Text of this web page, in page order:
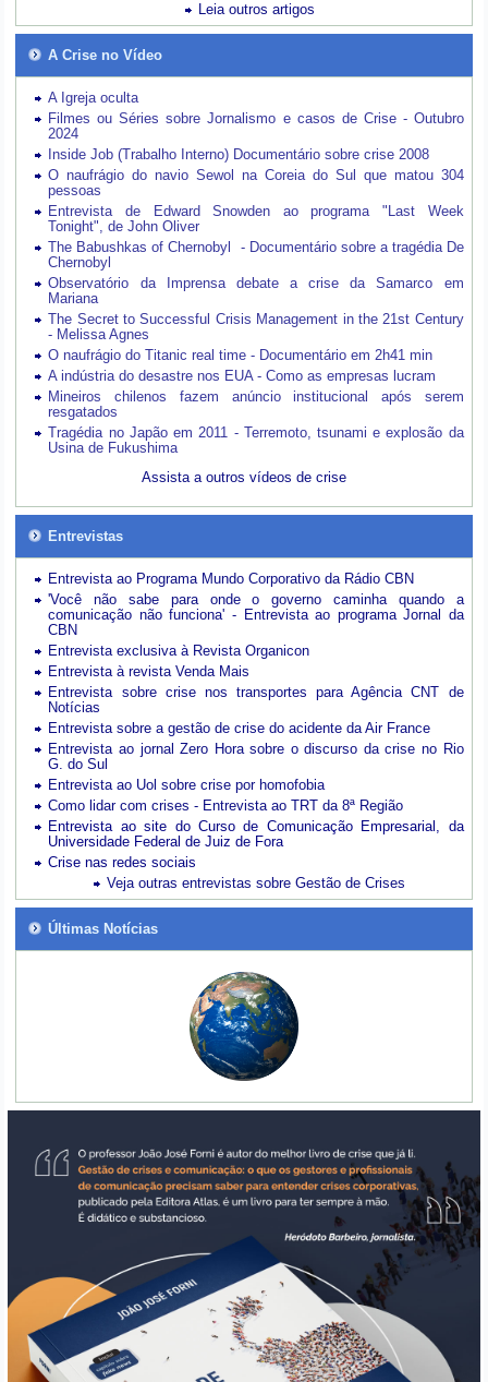
Leia outros artigos
A Crise no Vídeo
A Igreja oculta
Filmes ou Séries sobre Jornalismo e casos de Crise - Outubro
2024
Inside Job (Trabalho Interno) Documentário sobre crise 2008
O naufrágio do navio Sewol na Coreia do Sul que matou 304
pessoas
Entrevista de Edward Snowden ao programa "Last Week
Tonight", de John Oliver
The Babushkas of Chernobyl - Documentário sobre a tragédia De
Chernobyl
Observatório da Imprensa debate a crise da Samarco em
Mariana
The Secret to Successful Crisis Management in the 21st Century
- Melissa Agnes
O naufrágio do Titanic real time - Documentário em 2h41 min
A indústria do desastre nos EUA - Como as empresas lucram
Mineiros chilenos fazem anúncio institucional após serem
resgatados
Tragédia no Japão em 2011 - Terremoto, tsunami e explosão da
Usina de Fukushima
Assista a outros vídeos de crise
Entrevistas
Entrevista ao Programa Mundo Corporativo da Rádio CBN
'Você não sabe para onde o governo caminha quando a
comunicação não funciona' - Entrevista ao programa Jornal da
CBN
Entrevista exclusiva à Revista Organicon
Entrevista à revista Venda Mais
Entrevista sobre crise nos transportes para Agência CNT de
Notícias
Entrevista sobre a gestão de crise do acidente da Air France
Entrevista ao jornal Zero Hora sobre o discurso da crise no Rio
G. do Sul
Entrevista ao Uol sobre crise por homofobia
Como lidar com crises - Entrevista ao TRT da 8ª Região
Entrevista ao site do Curso de Comunicação Empresarial, da
Universidade Federal de Juiz de Fora
Crise nas redes sociais
Veja outras entrevistas sobre Gestão de Crises
Últimas Notícias